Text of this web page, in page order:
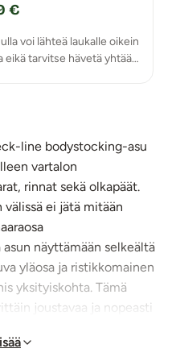
€
voi lähteä laukalle oikein
eikä tarvitse hävetä yhtään,
line bodystocking-asu
vartalon
rinnat sekä olkapäät.
ei jätä mitään
näyttämään selkeältä
yläosa ja ristikkomainen
yksityiskohta. Tämä
joustavaa ja nopeasti
on erittäin kevyt ja